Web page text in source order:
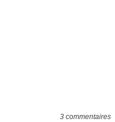
3 commentaires